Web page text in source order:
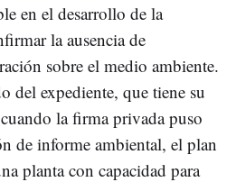
en el desarrollo de la
la ausencia de
sobre el medio ambiente.
del expediente, que tiene su
la firma privada puso
de informe ambiental, el plan
planta con capacidad para